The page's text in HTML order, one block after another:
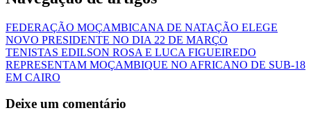
FEDERAÇÃO MOÇAMBICANA DE NATAÇÃO ELEGE
NOVO PRESIDENTE NO DIA 22 DE MARÇO
TENISTAS EDILSON ROSA E LUCA FIGUEIREDO
REPRESENTAM MOÇAMBIQUE NO AFRICANO DE SUB-18
EM CAIRO
Deixe um comentário